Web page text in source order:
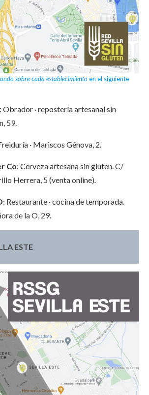
sobre cada establecimientoen el siguiente
: Obrador · repostería artesanal sin
59.
· Mariscos Génova, 2.
Co: Cerveza artesana sin gluten. C/
Herrera, 5 (venta online).
: Restaurante · cocina de temporada.
de la O, 29.
ESTE